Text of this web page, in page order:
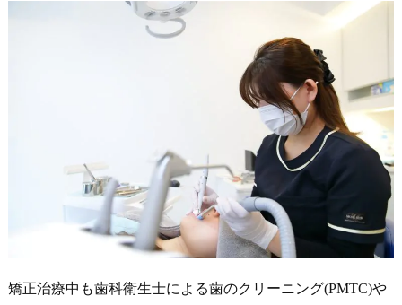
矯正治療中も歯科衛生士による歯のクリーニング(PMTC)や